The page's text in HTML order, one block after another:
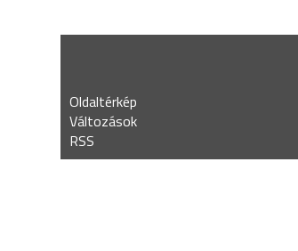
Oldaltérkép
Változások
RSS